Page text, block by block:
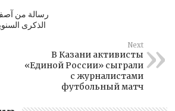
رسالة من
Next
В Казани активисты
«Единой России» сыграли
с журналистами
футбольный матч